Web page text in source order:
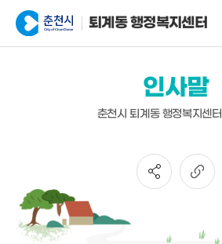
퇴계동 행정복지센터
인사말
춘천시 퇴계동 행정복지센